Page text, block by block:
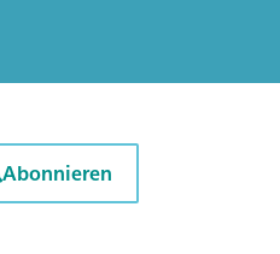
Abonnieren